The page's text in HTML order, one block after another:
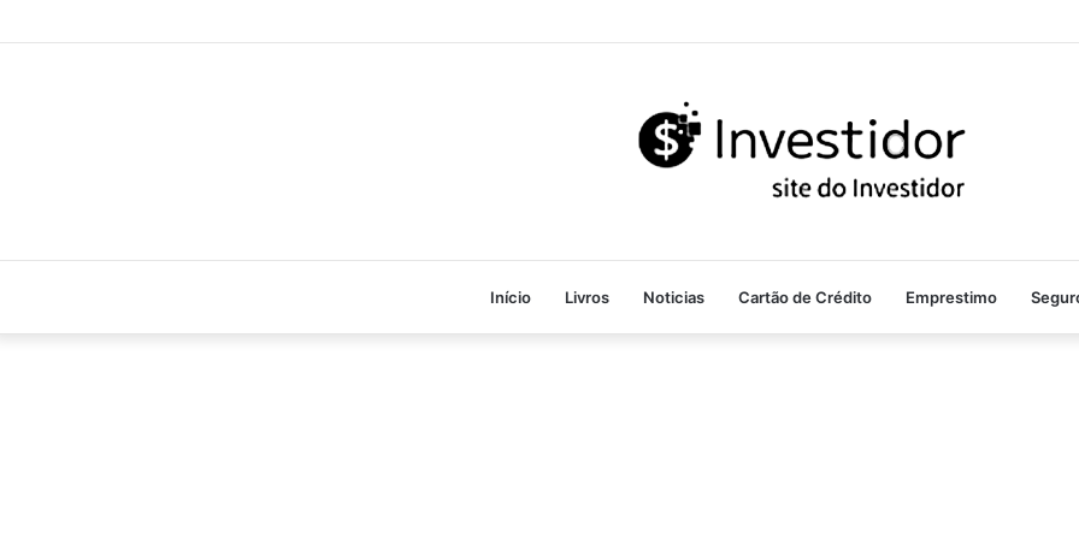
Início Livros Noticias Cartão de Crédito Emprestimo